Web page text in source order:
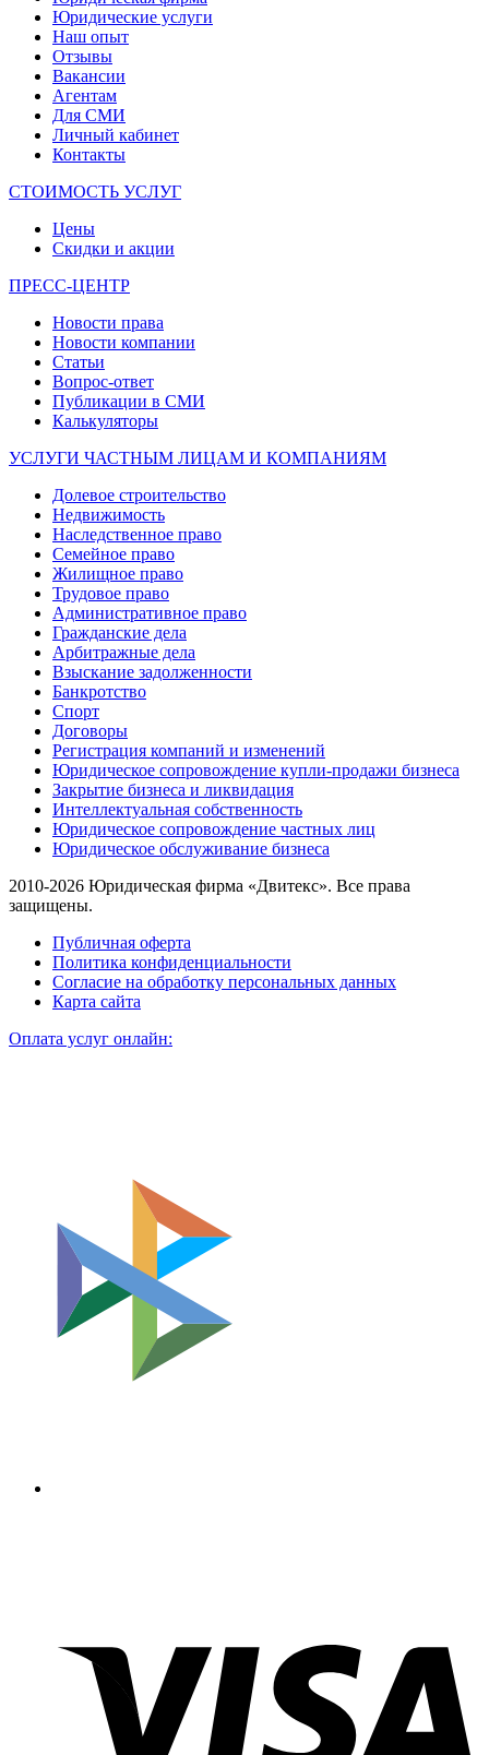
Юридические услуги
Наш опыт
Отзывы
Вакансии
Агентам
Для СМИ
Личный кабинет
Контакты
СТОИМОСТЬ УСЛУГ
Цены
Скидки и акции
ПРЕСС-ЦЕНТР
Новости права
Новости компании
Статьи
Вопрос-ответ
Публикации в СМИ
Калькуляторы
УСЛУГИ ЧАСТНЫМ ЛИЦАМ И КОМПАНИЯМ
Долевое строительство
Недвижимость
Наследственное право
Семейное право
Жилищное право
Трудовое право
Административное право
Гражданские дела
Арбитражные дела
Взыскание задолженности
Банкротство
Спорт
Договоры
Регистрация компаний и изменений
Юридическое сопровождение купли-продажи бизнеса
Закрытие бизнеса и ликвидация
Интеллектуальная собственность
Юридическое сопровождение частных лиц
Юридическое обслуживание бизнеса
2010-2026 Юридическая фирма «Двитекс». Все права
защищены.
Публичная оферта
Политика конфиденциальности
Согласие на обработку персональных данных
Карта сайта
Оплата услуг онлайн: